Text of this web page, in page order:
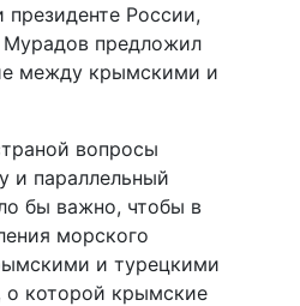
России,
Мурадов предложил
между крымскими и
вопросы
и параллельный
бы важно, чтобы в
морского
и турецкими
о которой крымские